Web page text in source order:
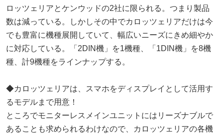
ロッツェリアとケンウッドの2社に限られる。つまり製品
数は減っている。しかしその中でカロッツェリアだけは今
でも豊富に機種展開していて、幅広いニーズにきめ細やか
に対応している。「2DIN機」を1機種、「1DIN機」を8機
種、計9機種をラインナップする。
◆カロッツェリアは、スマホをディスプレイとして活用す
るモデルまで用意！
ところでモニターレスメインユニットにはリーズナブルで
あることも求められるわけなので、カロッツェリアの各機